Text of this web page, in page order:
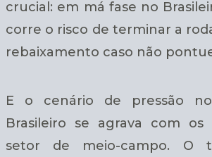
crucial: em má fase no
corre o risco de terminar a
rebaixamento caso não
E o cenário de pressão no
Brasileiro se agrava com os
setor de meio-campo. O